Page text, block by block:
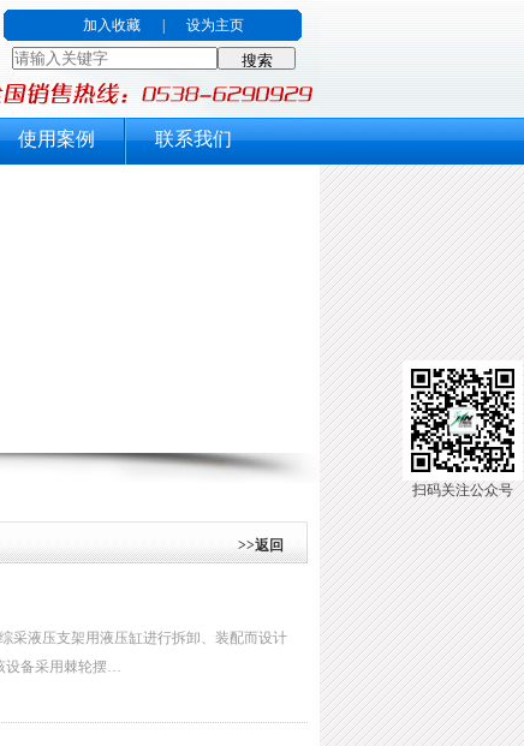
加入收藏 设为主页
使用案例 联系我们
>>返回
采液压支架用液压缸进行拆卸、装配而设计
设备采用棘轮摆…
扫码关注公众号